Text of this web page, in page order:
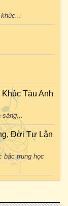
Tàu Anh
sáng...
Đời Tư Lận
bậc trung học